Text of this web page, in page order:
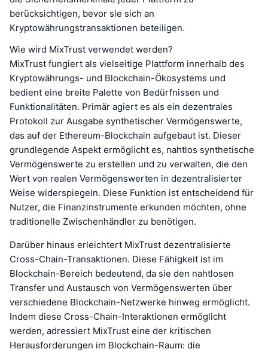
berücksichtigen, bevor sie sich an
Kryptowährungstransaktionen beteiligen.
Wie wird MixTrust verwendet werden?
MixTrust fungiert als vielseitige Plattform innerhalb des
Kryptowährungs- und Blockchain-Ökosystems und
bedient eine breite Palette von Bedürfnissen und
Funktionalitäten. Primär agiert es als ein dezentrales
Protokoll zur Ausgabe synthetischer Vermögenswerte,
das auf der Ethereum-Blockchain aufgebaut ist. Dieser
grundlegende Aspekt ermöglicht es, nahtlos synthetische
Vermögenswerte zu erstellen und zu verwalten, die den
Wert von realen Vermögenswerten in dezentralisierter
Weise widerspiegeln. Diese Funktion ist entscheidend für
Nutzer, die Finanzinstrumente erkunden möchten, ohne
traditionelle Zwischenhändler zu benötigen.
Darüber hinaus erleichtert MixTrust dezentralisierte
Cross-Chain-Transaktionen. Diese Fähigkeit ist im
Blockchain-Bereich bedeutend, da sie den nahtlosen
Transfer und Austausch von Vermögenswerten über
verschiedene Blockchain-Netzwerke hinweg ermöglicht.
Indem diese Cross-Chain-Interaktionen ermöglicht
werden, adressiert MixTrust eine der kritischen
Herausforderungen im Blockchain-Raum: die